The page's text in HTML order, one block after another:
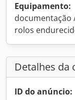
Equipamento:
documentação
rolos
Detalhes da
ID do anúncio: